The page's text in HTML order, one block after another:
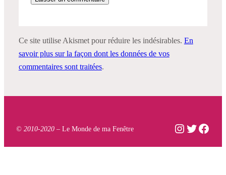
Ce site utilise Akismet pour réduire les indésirables. En
savoir plus sur la façon dont les données de vos
commentaires sont traitées.
© 2010-2020 – Le Monde de ma Fenêtre Instagram
Twitter